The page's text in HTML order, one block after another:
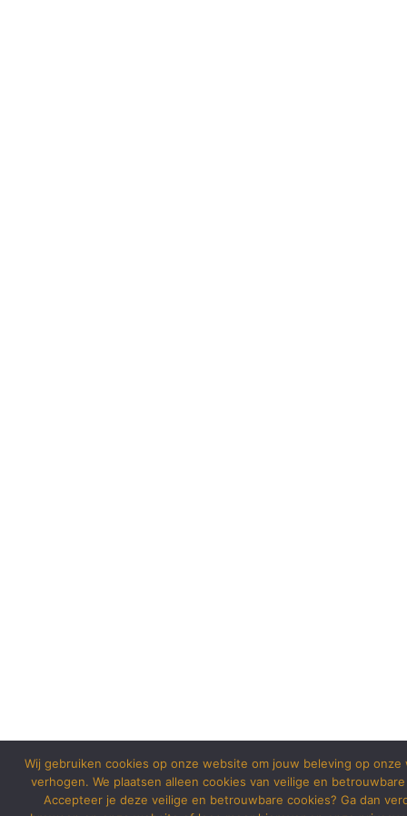
Wij gebruiken cookies op onze website om jouw beleving op
verhogen. We plaatsen alleen cookies van veilige en
Accepteer je deze veilige en betrouwbare cookies? Ga dan